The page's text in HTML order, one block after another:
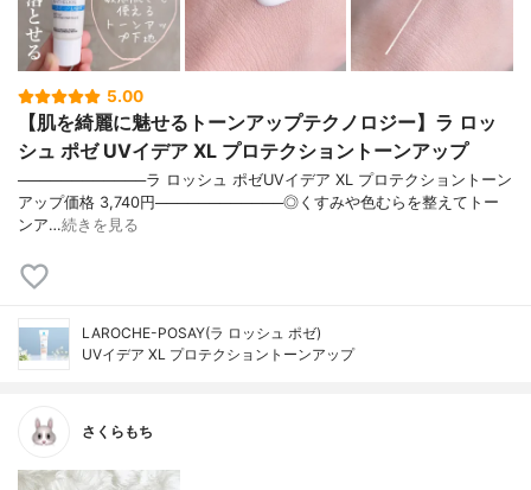
5.00
【肌を綺麗に魅せるトーンアップテクノロジー】ラ ロッ
シュ ポゼ UVイデア XL プロテクショントーンアップ
────────────ラ ロッシュ ポゼUVイデア XL プロテクショントーン
アップ価格 3,740円────────────◎くすみや色むらを整えてトー
ンア…続きを見る
LAROCHE-POSAY(ラ ロッシュ ポゼ)
UVイデア XL プロテクショントーンアップ
さくらもち